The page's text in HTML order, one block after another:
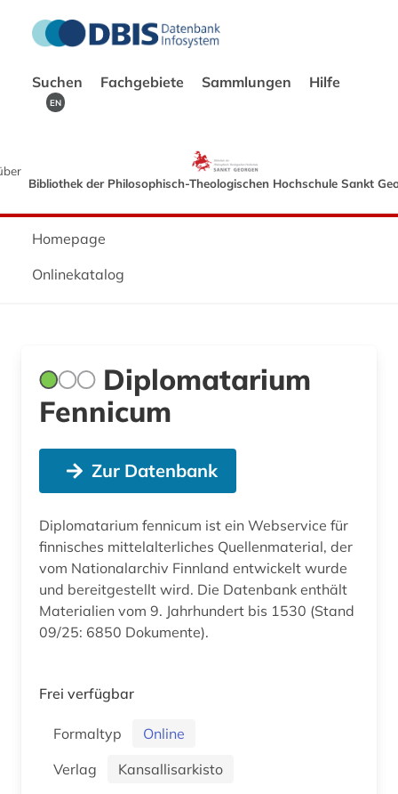
Suchen Fachgebiete Sammlungen Hilfe
EN
Bibliothek der Philosophisch-Theologischen Hochschule Sankt
Homepage
Onlinekatalog
Diplomatarium
Fennicum
Zur Datenbank
Diplomatarium fennicum ist ein Webservice für
finnisches mittelalterliches Quellenmaterial, der
vom Nationalarchiv Finnland entwickelt wurde
und bereitgestellt wird. Die Datenbank enthält
Materialien vom 9. Jahrhundert bis 1530 (Stand
09/25: 6850 Dokumente).
Frei verfügbar
Formaltyp
Online
Verlag
Kansallisarkisto